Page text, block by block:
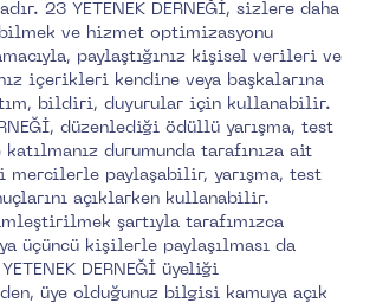
23 YETENEK DERNEĞİ, sizlere daha
ve hizmet optimizasyonu
paylaştığınız kişisel verileri ve
içerikleri kendine veya başkalarına
bildiri, duyurular için kullanabilir.
düzenlediği ödüllü yarışma, test
durumunda tarafınıza ait
paylaşabilir, yarışma, test
açıklarken kullanabilir.
şartıyla tarafımızca
üçüncü kişilerle paylaşılması da
DERNEĞİ üyeliği
üye olduğunuz bilgisi kamuya açık